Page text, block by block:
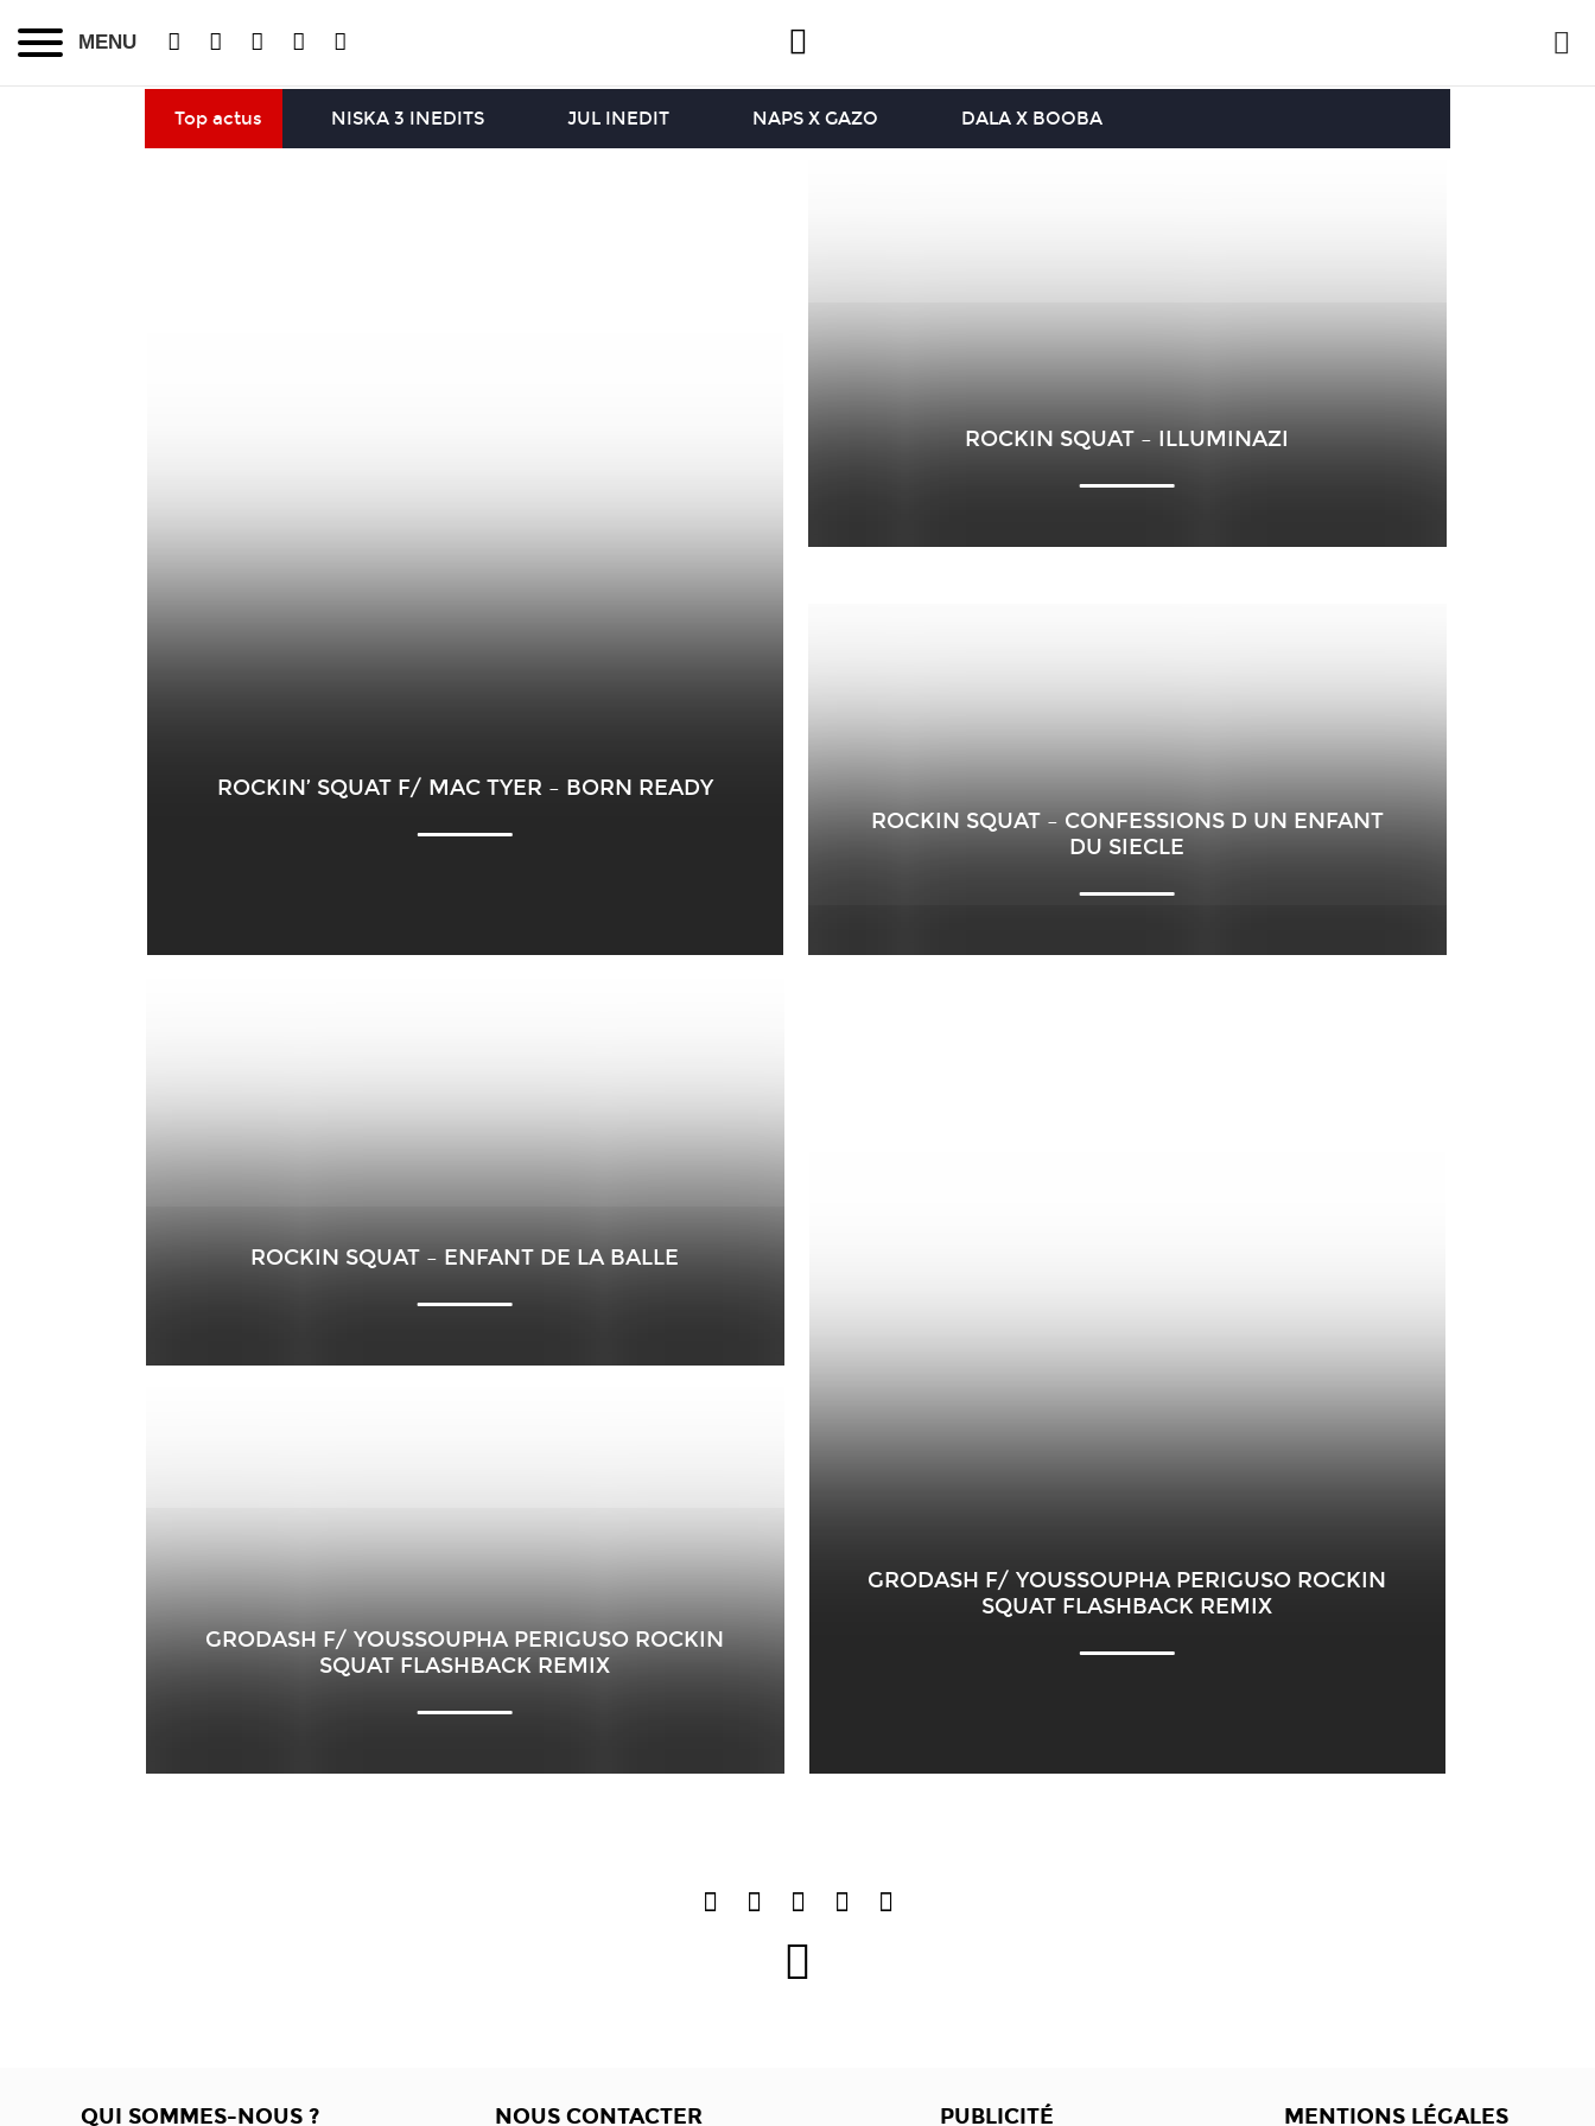
MENU
Top actus NISKA 3 INEDITS JUL INEDIT NAPS X GAZO DALA X BOOBA
ROCKIN’ SQUAT F/ MAC TYER – BORN READY
ROCKIN SQUAT – ILLUMINAZI
ROCKIN SQUAT – CONFESSIONS D UN ENFANT
DU SIECLE
ROCKIN SQUAT – ENFANT DE LA BALLE
GRODASH F/ YOUSSOUPHA PERIGUSO ROCKIN
SQUAT FLASHBACK REMIX
GRODASH F/ YOUSSOUPHA PERIGUSO ROCKIN
SQUAT FLASHBACK REMIX
QUI SOMMES-NOUS ? NOUS CONTACTER PUBLICITÉ MENTIONS LÉGALES